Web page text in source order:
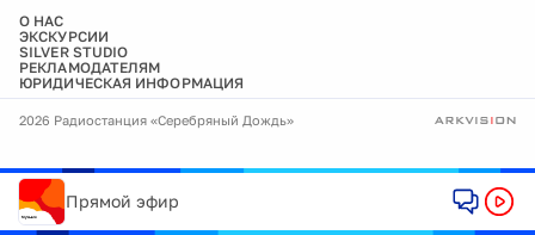
О НАС
ЭКСКУРСИИ
SILVER STUDIO
РЕКЛАМОДАТЕЛЯМ
ЮРИДИЧЕСКАЯ ИНФОРМАЦИЯ
2026 Радиостанция «Серебряный Дождь»
Прямой эфир